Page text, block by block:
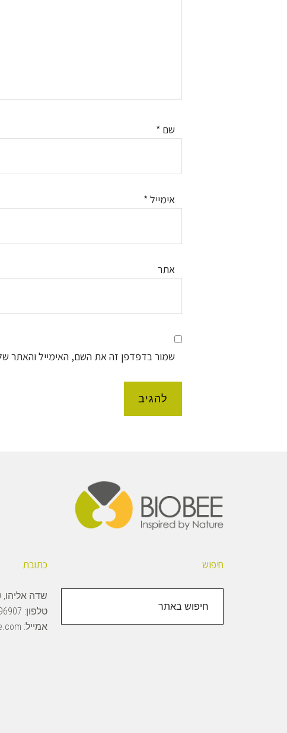
שם *
אימייל *
אתר
שמור בדפדפן זה את השם, האימייל והאתר
כתובת
שדה אליהו, 1081000, ישראל
טלפון:
אמייל:
חיפוש
באתר